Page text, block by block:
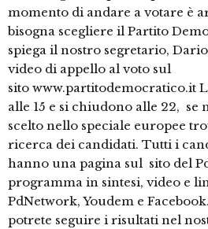
momento di andare a votare è
bisogna scegliere il Partito
spiega il nostro segretario,
video di appello al voto sul
sito www.partitodemocratico.it
alle 15 e si chiudono alle 22, se
scelto nello speciale europee
ricerca dei candidati. Tutti i
hanno una pagina sul sito del
programma in sintesi, video e
PdNetwork, Youdem e
potrete seguire i risultati nel